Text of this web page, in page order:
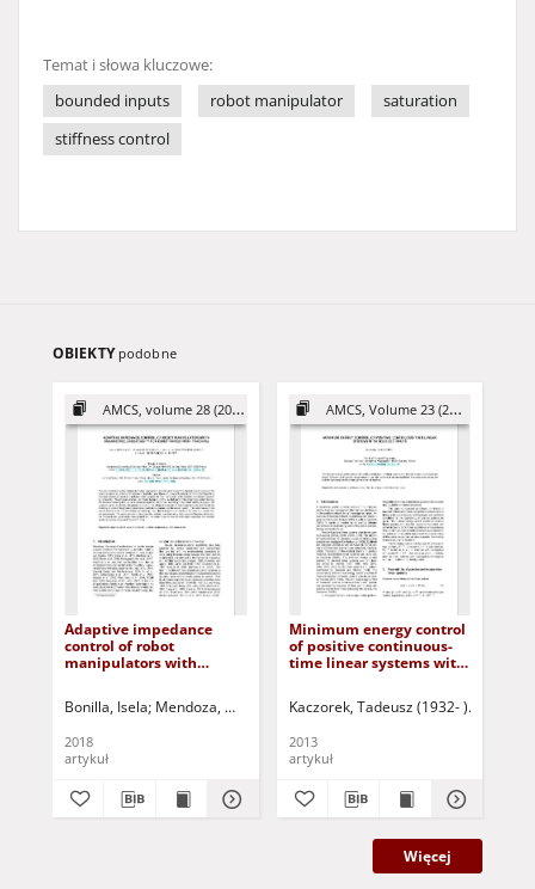
Temat i słowa kluczowe:
bounded inputs
robot manipulator
saturation
stiffness control
OBIEKTY podobne
AMCS, volume 28 (2018)
Adaptive impedance
control of robot
manipulators with
tracking
Bonilla, Isela Mendoza, Marco Campos-Delgado, Daniel U.
2018
artykuł
AMCS, Volume 23 (2013)
Minimum energy control
of positive continuous-
time linear systems with
Kaczorek, Tadeusz (1932- )
2013
artykuł
Więcej